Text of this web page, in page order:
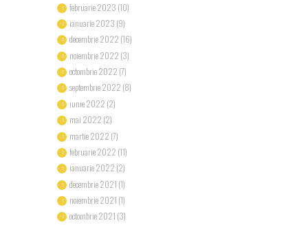
februarie 2023 (10)
ianuarie 2023 (9)
decembrie 2022 (16)
noiembrie 2022 (3)
octombrie 2022 (7)
septembrie 2022 (8)
iunie 2022 (2)
mai 2022 (2)
martie 2022 (7)
februarie 2022 (11)
ianuarie 2022 (2)
decembrie 2021 (1)
noiembrie 2021 (1)
octombrie 2021 (3)